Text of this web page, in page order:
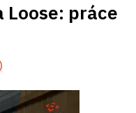
práce